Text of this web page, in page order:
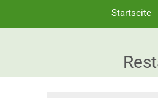
Startseite